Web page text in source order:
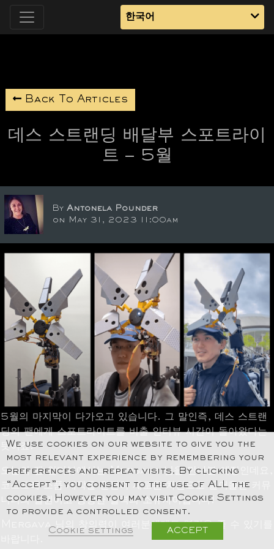
한국어
Back To Articles
데스 스트랜딩 배달부 스포트라이
트 – 5월
By Antonela Pounder
on May 31, 2023 11:00am
5월의 마지막이 다가오고 있습니다. 그 말인즉, 데스 스트랜
딩의 팬에게 스포트라이트를 비출 인터뷰 시간이 돌아왔다는
뜻이죠!
오늘의 팬 인터뷰에서는 Mergava 님을 만나볼 예정인데요,
코스프레 소품 제작을 완전히 새로운 차원으로 끌어올린 커뮤
니티의 일원이고 굉장한 실력의 소유자이십니다!
Mergava 님의 창의력이 여러분에게도 영감을 줄 수 있기를
We use cookies on our website to give you the
most relevant experience by remembering your
preferences and repeat visits. By clicking
“Accept”, you consent to the use of ALL the
cookies. However you may visit Cookie Settings
to provide a controlled consent.
Cookie settings ACCEPT